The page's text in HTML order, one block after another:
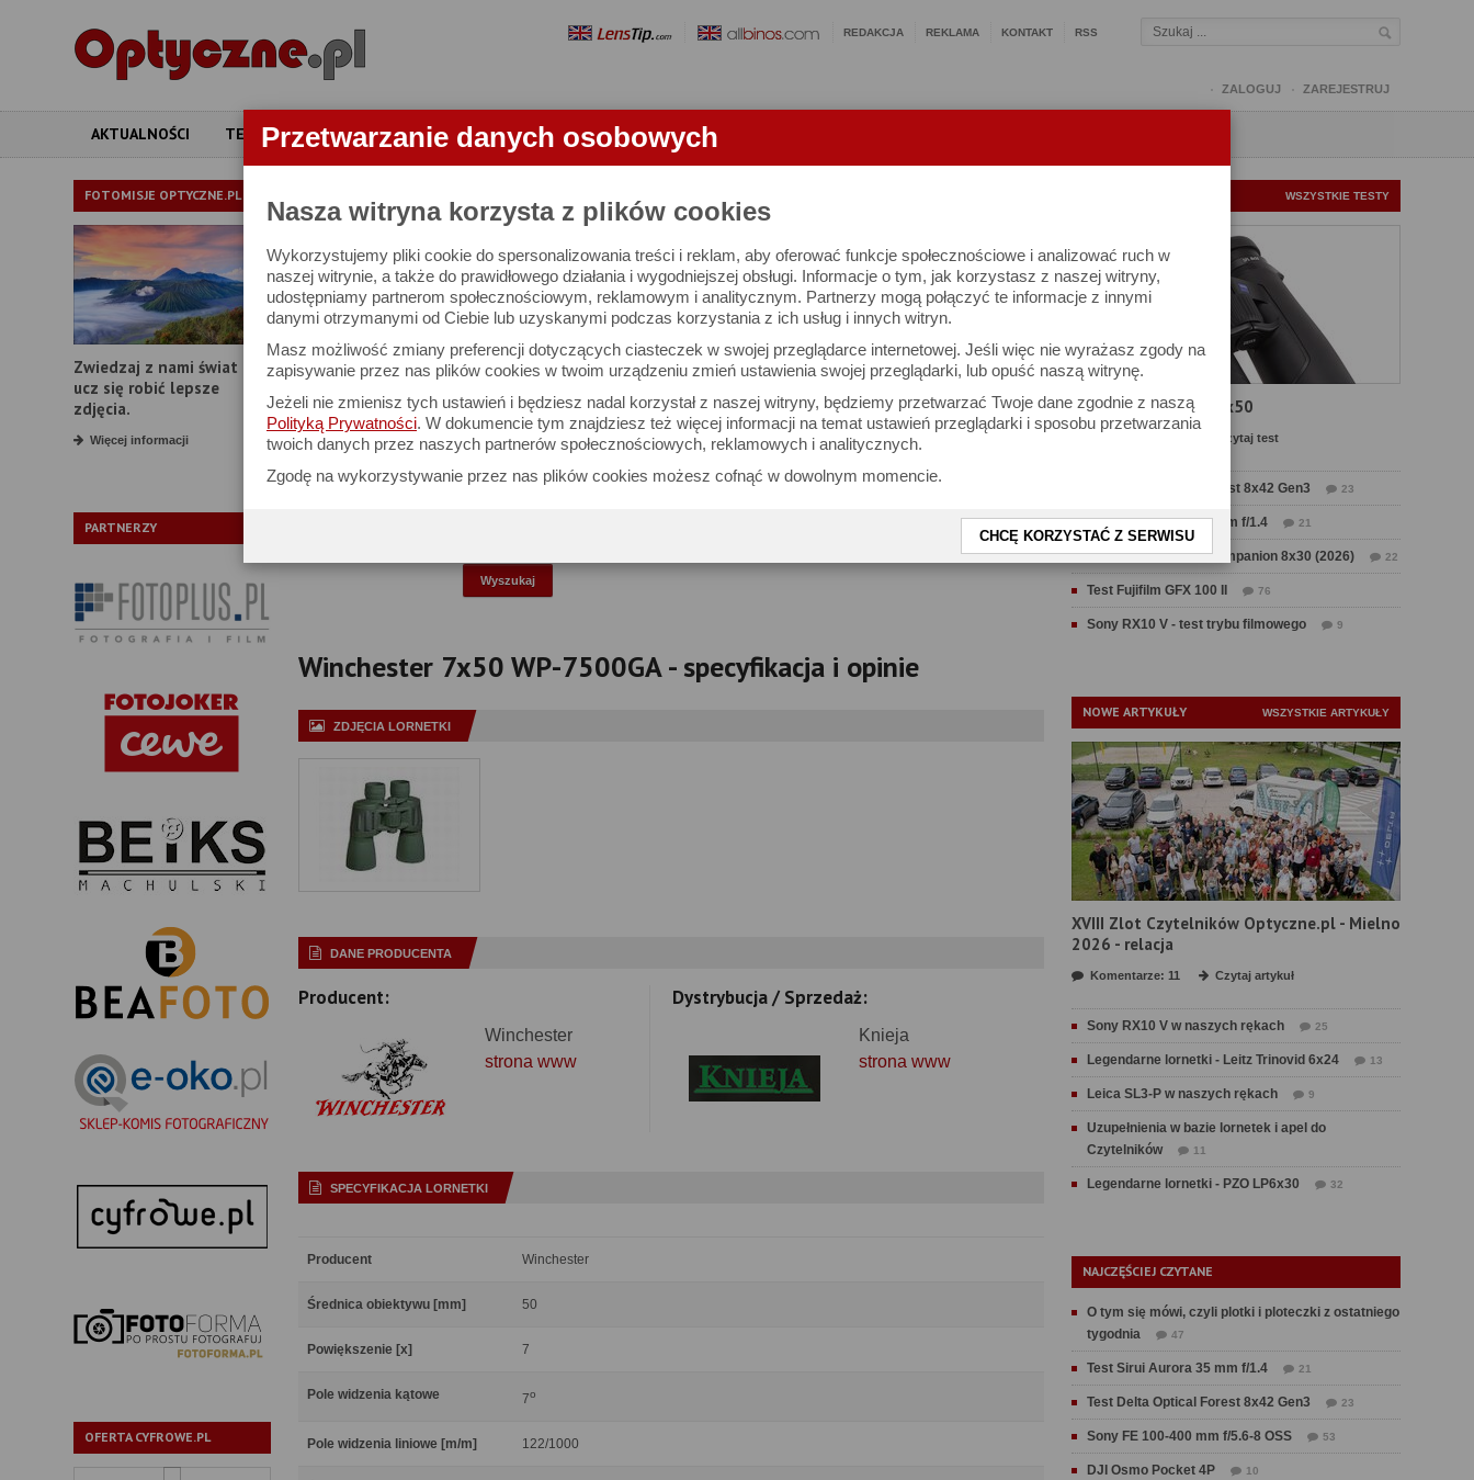
Przetwarzanie danych osobowych
Nasza witryna korzysta z plików cookies
Wykorzystujemy pliki cookie do spersonalizowania treści i reklam, aby oferować funkcje społecznościowe i analizować ruch w
naszej witrynie, a także do prawidłowego działania i wygodniejszej obsługi. Informacje o tym, jak korzystasz z naszej witryny,
udostępniamy partnerom społecznościowym, reklamowym i analitycznym. Partnerzy mogą połączyć te informacje z innymi
danymi otrzymanymi od Ciebie lub uzyskanymi podczas korzystania z ich usług i innych witryn.
Masz możliwość zmiany preferencji dotyczących ciasteczek w swojej przeglądarce internetowej. Jeśli więc nie wyrażasz zgody na
zapisywanie przez nas plików cookies w twoim urządzeniu zmień ustawienia swojej przeglądarki, lub opuść naszą witrynę.
Jeżeli nie zmienisz tych ustawień i będziesz nadal korzystał z naszej witryny, będziemy przetwarzać Twoje dane zgodnie z naszą
Polityką Prywatności. W dokumencie tym znajdziesz też więcej informacji na temat ustawień przeglądarki i sposobu przetwarzania
twoich danych przez naszych partnerów społecznościowych, reklamowych i analitycznych.
Zgodę na wykorzystywanie przez nas plików cookies możesz cofnąć w dowolnym momencie.
CHCĘ KORZYSTAĆ Z SERWISU
REDAKCJA REKLAMA KONTAKT RSS
ZALOGUJ ZAREJESTRUJ
AKTUALNOŚCI TESTY ARTYKUŁY APARATY OBIEKTYWY LORNETKI
FOTOMISJE OPTYCZNE.PL
Zwiedzaj z nami świat i
ucz się robić lepsze
zdjęcia.
Więcej informacji
PARTNERZY
OFERTA CYFROWE.PL
LORNETKI
W bazie znajduje się 3019 lornetek i 1581 ocen.
Możesz też zrobić
własne porównanie lornetek
Porównaj lornetki
Proszę podać interesujące Cię parametry
Producent:
Model:
Średnica obiektywu:
Winchester 7x50 WP-7500GA - specyfikacja i opinie
ZDJĘCIA LORNETKI
DANE PRODUCENTA
Producent:
Winchester
strona www
Dystrybucja / Sprzedaż:
Knieja
strona www
SPECYFIKACJA LORNETKI
Producent Winchester
Średnica obiektywu [mm] 50
Powiększenie [x] 7
Pole widzenia kątowe 7o
Pole widzenia liniowe [m/m] 122/1000
WSZYSTKIE TESTY
Test Carl Zeiss SFL 8x50
Czytaj test
Test Delta Optical Forest 8x42 Gen3 23
Test Sirui Aurora 35 mm f/1.4 21
Test Swarovski CL Companion 8x30 (2026) 22
Test Fujifilm GFX 100 II 76
Sony RX10 V - test trybu filmowego 9
NOWE ARTYKUŁY WSZYSTKIE ARTYKUŁY
XVIII Zlot Czytelników Optyczne.pl - Mielno
2026 - relacja
Komentarze: 11 Czytaj artykuł
Sony RX10 V w naszych rękach 25
Legendarne lornetki - Leitz Trinovid 6x24 13
Leica SL3-P w naszych rękach 9
Uzupełnienia w bazie lornetek i apel do
Czytelników
11
Legendarne lornetki - PZO LP6x30 32
NAJCZĘŚCIEJ CZYTANE
O tym się mówi, czyli plotki i ploteczki z ostatniego
tygodnia
47
Test Sirui Aurora 35 mm f/1.4 21
Test Delta Optical Forest 8x42 Gen3 23
Sony FE 100-400 mm f/5.6-8 OSS 53
DJI Osmo Pocket 4P 10